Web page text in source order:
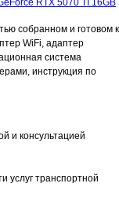
RTX 5070 TI 16GB
собранном и готовом к
WiFi, адаптер
система
инструкция по
и консультацией
услуг транспортной